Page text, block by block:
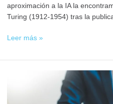
aproximación a la IA la
Turing (1912-1954) tras la
Leer más »